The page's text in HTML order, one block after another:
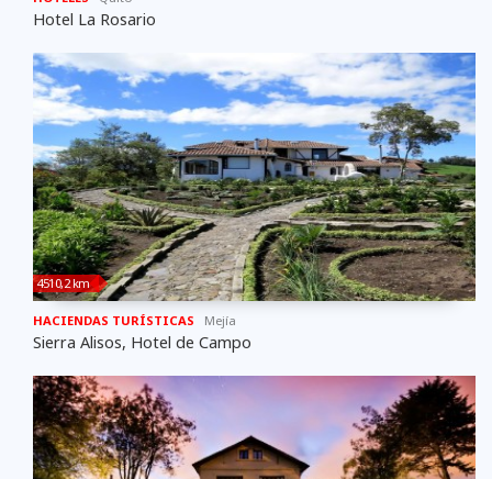
Hotel La Rosario
4510,2 km
HACIENDAS TURÍSTICAS Mejí­a
Sierra Alisos, Hotel de Campo